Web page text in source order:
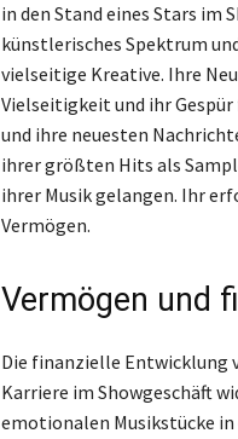
in den Stand eines Stars im
künstlerisches Spektrum
vielseitige Kreative. Ihre
Vielseitigkeit und ihr
und ihre neuesten
ihrer größten Hits als
ihrer Musik gelangen. Ihr
Vermögen.
Vermögen und
Die finanzielle Entwicklung
Karriere im Showgeschäft
emotionalen Musikstücke in